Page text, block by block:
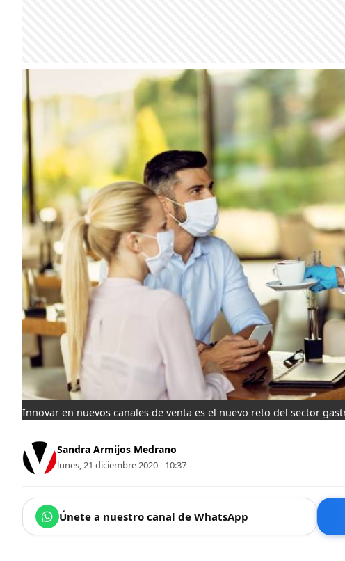
Innovar en nuevos canales de venta es el nuevo reto del sector
Sandra Armijos Medrano
lunes, 21 diciembre 2020 - 10:37
Únete a nuestro canal de WhatsApp